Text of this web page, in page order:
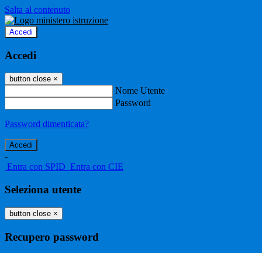
Salta al contenuto
Accedi
Accedi
button close ×
Nome Utente
Password
Password dimenticata?
-
Entra con SPID Entra con CIE
Seleziona utente
button close ×
Recupero password